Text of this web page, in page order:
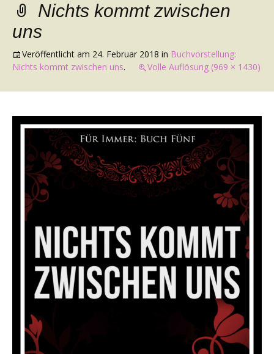
Nichts kommt zwischen
uns
Veröffentlicht am 24. Februar 2018 in Buchvorstellung:
Nichts kommt zwischen uns. Volle Auflösung (969 × 1430)